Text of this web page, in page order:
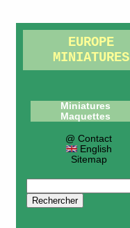
EUROPE
MINIATURES
Miniatures
Maquettes
@ Contact
English
Sitemap